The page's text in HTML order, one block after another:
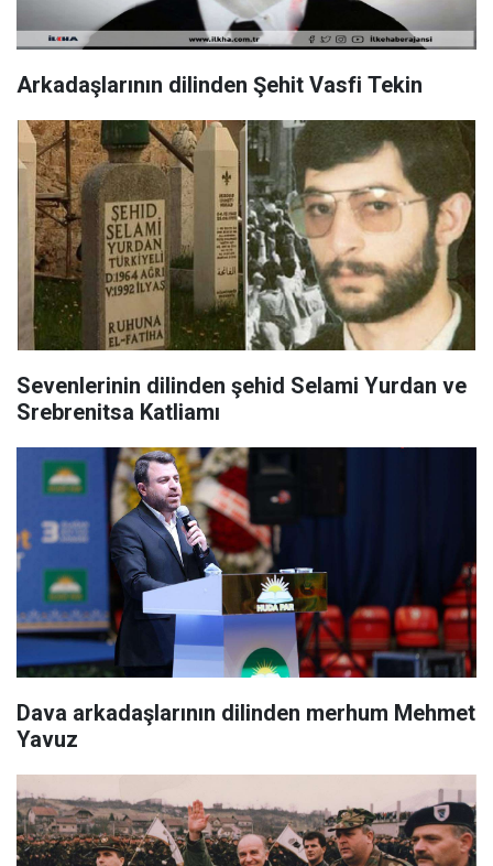
Arkadaşlarının dilinden Şehit Vasfi Tekin
Sevenlerinin dilinden şehid Selami Yurdan ve
Srebrenitsa Katliamı
​Dava arkadaşlarının dilinden merhum Mehmet
Yavuz